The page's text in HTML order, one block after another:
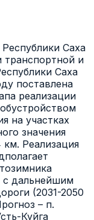
Саха
транспортной и
Саха
поставлена
реализации
на участках
значения
Реализация
с дальнейшим
(2031-2050
– п.
Куйга